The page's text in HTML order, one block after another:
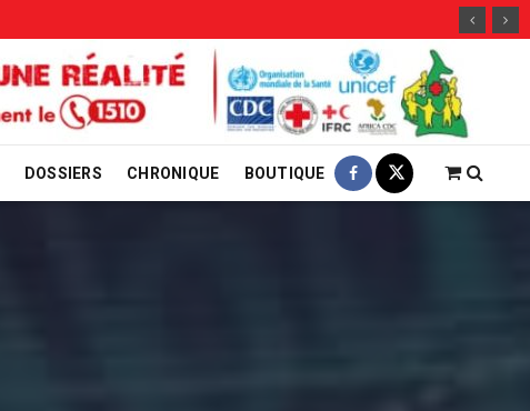
DOSSIERS CHRONIQUE BOUTIQUE